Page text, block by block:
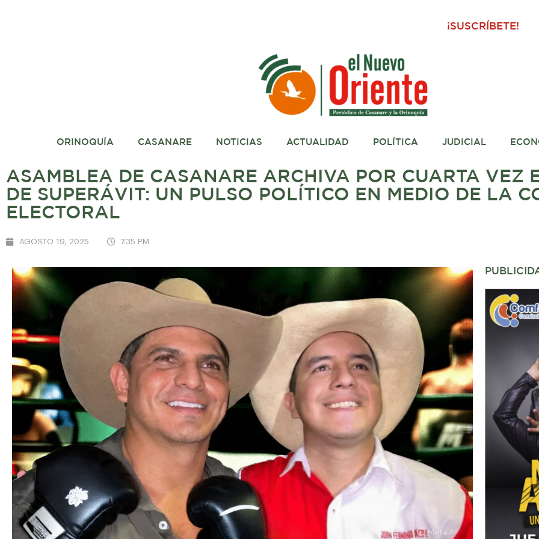
¡SUSCRÍBETE!
ORINOQUÍA CASANARE NOTICIAS ACTUALIDAD POLÍTICA JUDICIAL
ASAMBLEA DE CASANARE ARCHIVA POR CUARTA VEZ
DE SUPERÁVIT: UN PULSO POLÍTICO EN MEDIO DE LA
ELECTORAL
AGOSTO 19, 2025 7:35 PM